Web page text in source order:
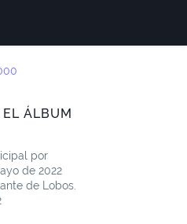
EL ÁLBUM
por
de 2022
de Lobos.